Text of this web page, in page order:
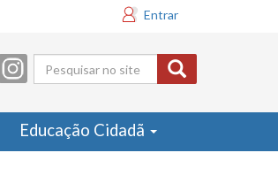
Entrar
Formulário
de busca
Educação Cidadã